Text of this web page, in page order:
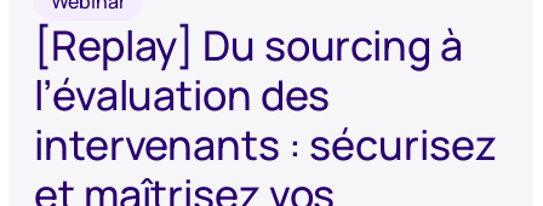
[Replay] Du sourcing à
l’évaluation des
intervenants : sécurisez
et maîtrisez vos